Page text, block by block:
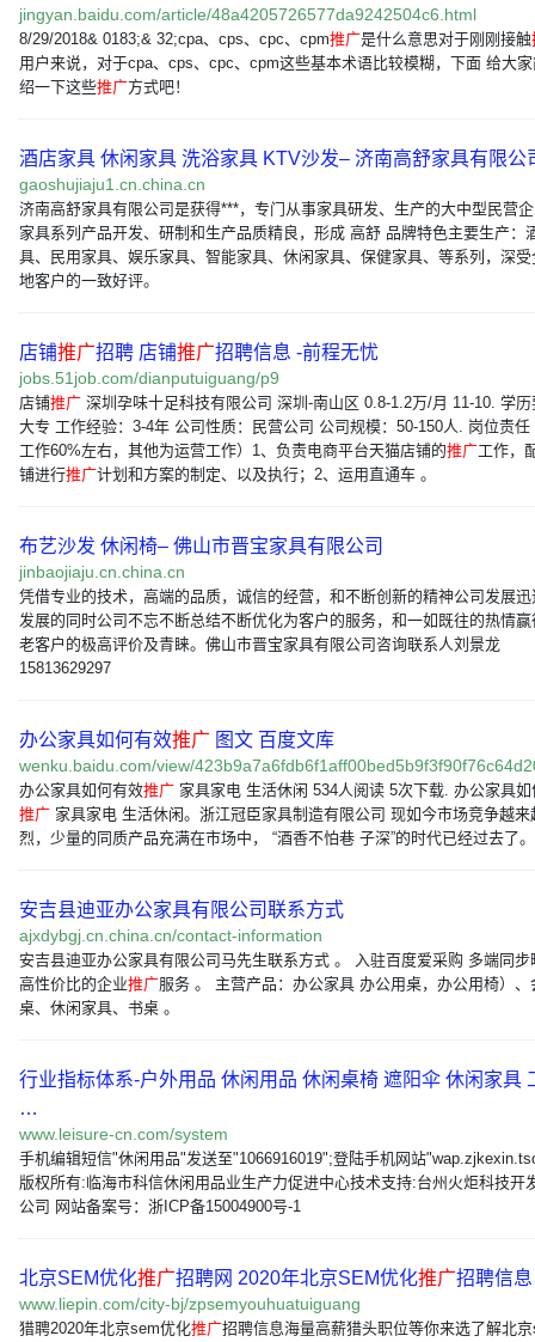
jingyan.baidu.com/article/48a4205726577da9242504c6.html
8/29/2018& 0183;& 32;cpa、cps、cpc、cpm推广是什么意思对于刚刚接触
用户来说，对于cpa、cps、cpc、cpm这些基本术语比较模糊，下面 给大
绍一下这些推广方式吧！
酒店家具 休闲家具 洗浴家具 KTV沙发– 济南高舒家具有限公
gaoshujiaju1.cn.china.cn
济南高舒家具有限公司是获得***，专门从事家具研发、生产的大中型民营
家具系列产品开发、研制和生产品质精良，形成 高舒 品牌特色主要生产：
具、民用家具、娱乐家具、智能家具、休闲家具、保健家具、等系列，深受
地客户的一致好评。
店铺推广招聘 店铺推广招聘信息 -前程无忧
jobs.51job.com/dianputuiguang/p9
店铺推广 深圳孕味十足科技有限公司 深圳-南山区 0.8-1.2万/月 11-10. 学历
大专 工作经验：3-4年 公司性质：民营公司 公司规模：50-150人. 岗位责任
工作60%左右，其他为运营工作）1、负责电商平台天猫店铺的推广工作，
铺进行推广计划和方案的制定、以及执行；2、运用直通车 。
布艺沙发 休闲椅– 佛山市晋宝家具有限公司
jinbaojiaju.cn.china.cn
凭借专业的技术，高端的品质，诚信的经营，和不断创新的精神公司发展迅
发展的同时公司不忘不断总结不断优化为客户的服务，和一如既往的热情
老客户的极高评价及青睐。佛山市晋宝家具有限公司咨询联系人刘景龙
15813629297
办公家具如何有效推广 图文 百度文库
wenku.baidu.com/view/
办公家具如何有效推广 家具家电 生活休闲 534人阅读 5次下载. 办公家具如
推广 家具家电 生活休闲。浙江冠臣家具制造有限公司 现如今市场竞争越来
烈，少量的同质产品充满在市场中， “酒香不怕巷 子深”的时代已经过去了。
安吉县迪亚办公家具有限公司联系方式
ajxdybgj.cn.china.cn/contact-information
安吉县迪亚办公家具有限公司马先生联系方式 。 入驻百度爱采购 多端同步
高性价比的企业推广服务 。 主营产品：办公家具 办公用桌，办公用椅）、
桌、休闲家具、书桌 。
行业指标体系-户外用品 休闲用品 休闲桌椅 遮阳伞 休闲家具
…
www.leisure-cn.com/system
手机编辑短信"休闲用品"发送至"1066916019";登陆手机网站
版权所有:临海市科信休闲用品业生产力促进中心技术支持:台州火炬科技开
公司 网站备案号：浙ICP备15004900号-1
北京SEM优化推广招聘网 2020年北京SEM优化推广招聘信
www.liepin.com/city-bj/zpsemyouhuatuiguang
猎聘2020年北京sem优化推广招聘信息海量高薪猎头职位等你来选了解北